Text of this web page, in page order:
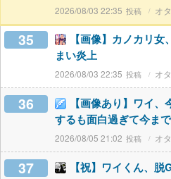
2026/08/03 22:35 オ
35
【画像】カノカリ
まい炎上
2026/08/03 22:35 オ
36
【画像あり】ワイ
するも面白過ぎて今ま
2026/08/05 21:02 オ
37 【祝】ワイくん、脱